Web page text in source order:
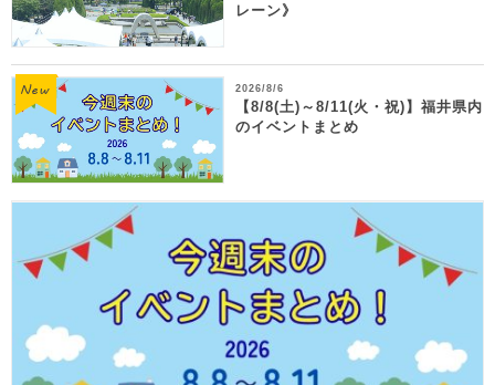
レーン》
2026/8/6
【8/8(土)～8/11(火・祝)】福井県内
のイベントまとめ